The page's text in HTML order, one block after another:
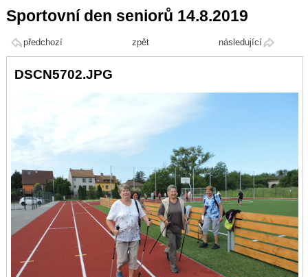
Sportovní den seniorů 14.8.2019
předchozí následující
zpět
DSCN5702.JPG